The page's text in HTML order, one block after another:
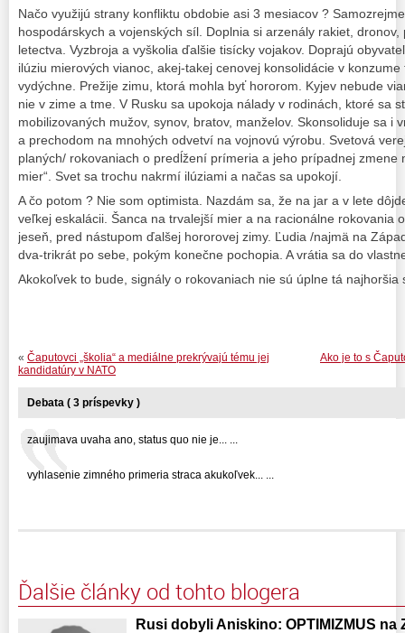
Načo využijú strany konfliktu obdobie asi 3 mesiacov ?
hospodárskych a vojenských síl. Doplnia si arzenály rakiet,
letectva. Vyzbroja a vyškolia ďalšie tisícky vojakov. Doprajú
ilúziu mierových vianoc, akej-takej cenovej konsolidácie v
vydýchne. Prežije zimu, ktorá mohla byť hororom. Kyjev nebude
nie v zime a tme. V Rusku sa upokoja nálady v rodinách, ktoré sa
mobilizovaných mužov, synov, bratov, manželov. Skonsoliduje sa i
a prechodom na mnohých odvetví na vojnovú výrobu. Svetová
planých/ rokovaniach o predĺžení prímeria a jeho prípadnej zmene
mier“. Svet sa trochu nakrmí ilúziami a načas sa upokojí.
A čo potom ? Nie som optimista. Nazdám sa, že na jar a v lete
veľkej eskalácii. Šanca na trvalejší mier a na racionálne rokovania
jeseň, pred nástupom ďalšej hororovej zimy. Ľudia /najmä na
dva-trikrát po sebe, pokým konečne pochopia. A vrátia sa do
Akokoľvek to bude, signály o rokovaniach nie sú úplne tá najhoršia
Ako je to s
« Čaputovci „školia“ a mediálne prekrývajú tému jej
kandidatúry v NATO
Debata ( 3 príspevky )
zaujimava uvaha ano, status quo nie je... ...
vyhlasenie zimného primeria straca akukoľvek... ...
Ďalšie články od tohto blogera
Rusi dobyli Aniskino: OPTIMIZMUS na